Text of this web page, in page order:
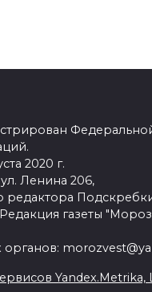
2020 г.
Ленина 206,
газеты